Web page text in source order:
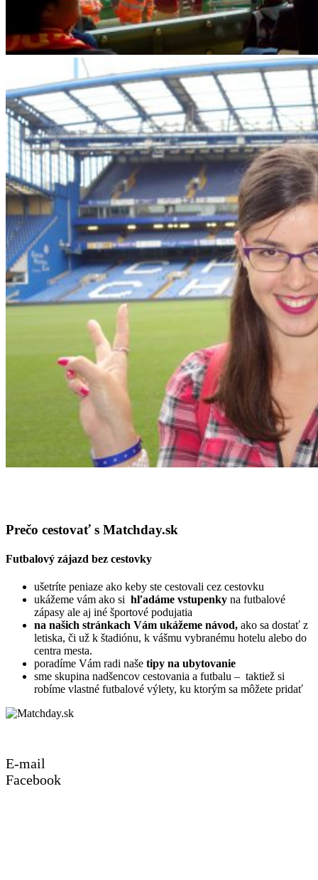
Prečo cestovať s Matchday.sk
Futbalový zájazd bez cestovky
ušetríte peniaze ako keby ste cestovali cez cestovku
ukážeme vám ako si hľadáme vstupenky na futbalové
zápasy ale aj iné športové podujatia
na našich stránkach Vám ukážeme návod, ako sa dostať z
letiska, či už k štadiónu, k vášmu vybranému hotelu alebo do
centra mesta.
poradíme Vám radi naše tipy na ubytovanie
sme skupina nadšencov cestovania a futbalu – taktiež si
robíme vlastné futbalové výlety, ku ktorým sa môžete pridať
E-mail
Facebook